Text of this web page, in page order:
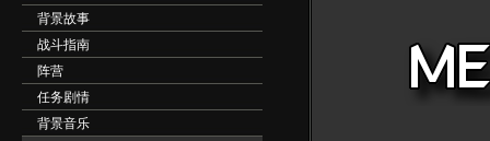
背景故事
战斗指南
阵营
任务剧情
背景音乐